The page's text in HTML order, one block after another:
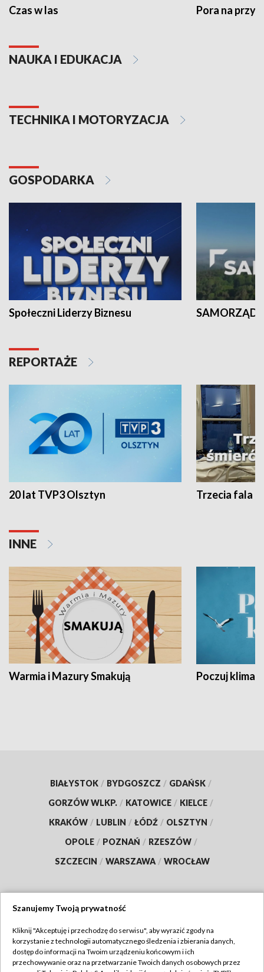
Czas w las Pora na
NAUKA I EDUKACJA
TECHNIKA I MOTORYZACJA
GOSPODARKA
Społeczni Liderzy Biznesu SAMORZĄD
REPORTAŻE
20 lat TVP3 Olsztyn Trzecia fala -
INNE
Warmia i Mazury Smakują Poczuj klimat
BIAŁYSTOK / BYDGOSZCZ / GDAŃSK /
GORZÓW WLKP. / KATOWICE / KIELCE /
KRAKÓW / LUBLIN / ŁÓDŹ / OLSZTYN /
OPOLE / POZNAŃ / RZESZÓW /
SZCZECIN / WARSZAWA / WROCŁAW
TVP
Abonament TVP
Regulamin TVP
Szanujemy Twoją prywatność
Kliknij "Akceptuję i przechodzę do serwisu", aby wyrazić zgody na
korzystanie z technologii automatycznego śledzenia i zbierania danych,
dostęp do informacji na Twoim urządzeniu końcowym i ich
przechowywanie oraz na przetwarzanie Twoich danych osobowych przez